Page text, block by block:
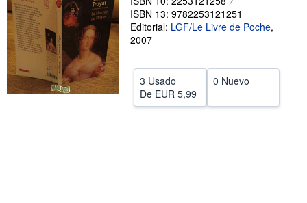
Comenzar a vender
Ayuda
CERRAR
ISBN 13: 9782253121251
Editorial: LGF/Le Livre de Poche,
2007
3 Usado
De EUR 5,99
0 Nuevo